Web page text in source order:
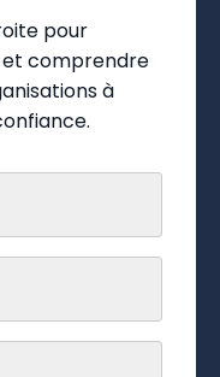
pour
comprendre
à